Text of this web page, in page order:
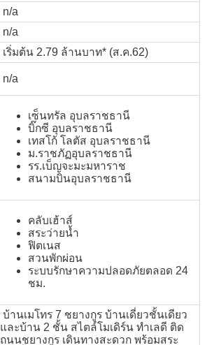
n/a
n/a
เริ่มต้น 2.79 ล้านบาท* (ส.ค.62)
n/a
เซ็นทรัล อุบลราชธานี
บิ๊กซี อุบลราชธานี
เทสโก้ โลตัส อุบลราชธานี
ม.ราชภัฏอุบลราชธานี
รร.เบ็ญจะมะมหาราช
สนามบินอุบลราชธานี
คลับเฮ้าส์
สระว่ายน้ำ
ฟิตเนส
สวนพักผ่อน
ระบบรักษาความปลอดภัยตลอด 24
ชม.
บ้านเมโทร 7 ชยางกูร บ้านเดี่ยวชั้นเดียว
และบ้าน 2 ชั้น สไตล์โมเดิร์น ทำเลดี ติด
ถนนชยางกูร เดินทางสะดวก พร้อมสระ